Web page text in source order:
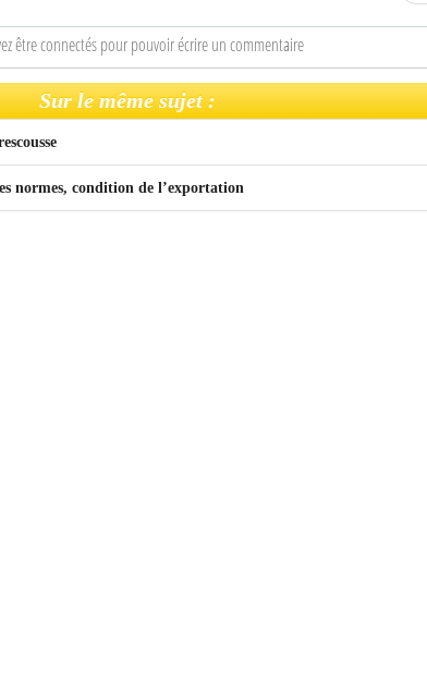
être connectés pour pouvoir écrire un commentaire
Sur le même sujet :
normes, condition de l’exportation